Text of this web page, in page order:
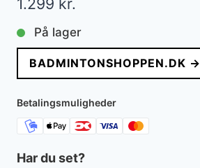
1.299 kr.
På lager
BADMINTONSHOPPEN.DK →
Betalingsmuligheder
Har du set?